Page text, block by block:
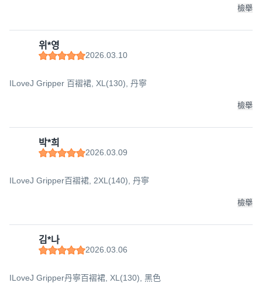
檢舉
위*영
2026.03.10
ILoveJ Gripper 百褶裙, XL(130), 丹寧
檢舉
박*희
2026.03.09
ILoveJ Gripper百褶裙, 2XL(140), 丹寧
檢舉
김*나
2026.03.06
ILoveJ Gripper丹寧百褶裙, XL(130), 黑色